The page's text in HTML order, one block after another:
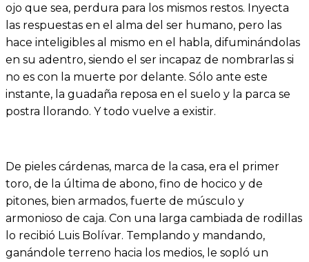
ojo que sea, perdura para los mismos restos. Inyecta
las respuestas en el alma del ser humano, pero las
hace inteligibles al mismo en el habla, difuminándolas
en su adentro, siendo el ser incapaz de nombrarlas si
no es con la muerte por delante. Sólo ante este
instante, la guadaña reposa en el suelo y la parca se
postra llorando. Y todo vuelve a existir.
De pieles cárdenas, marca de la casa, era el primer
toro, de la última de abono, fino de hocico y de
pitones, bien armados, fuerte de músculo y
armonioso de caja. Con una larga cambiada de rodillas
lo recibió Luis Bolívar. Templando y mandando,
ganándole terreno hacia los medios, le sopló un